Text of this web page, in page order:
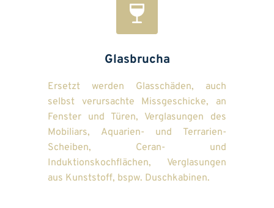
Glasbrucha
Ersetzt werden Glasschäden, auch
selbst verursachte Missgeschicke, an
Fenster und Türen, Verglasungen des
Mobiliars, Aquarien- und Terrarien-
Scheiben, Ceran- und
Induktionskochflächen, Verglasungen
aus Kunststoff, bspw. Duschkabinen.